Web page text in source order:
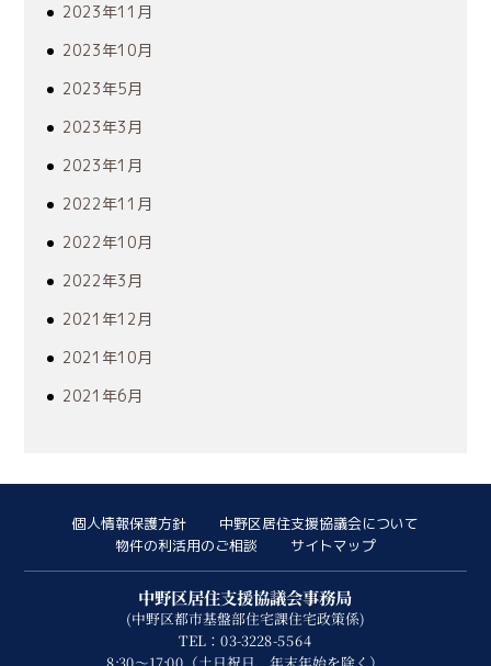
2023年11月
2023年10月
2023年5月
2023年3月
2023年1月
2022年11月
2022年10月
2022年3月
2021年12月
2021年10月
2021年6月
個人情報保護方針
中野区居住支援協議会について
物件の利活用のご相談
サイトマップ
中野区居住支援協議会事務局
(中野区都市基盤部住宅課住宅政策係)
TEL：03-3228-5564
8:30～17:00（土日祝日、年末年始を除く）